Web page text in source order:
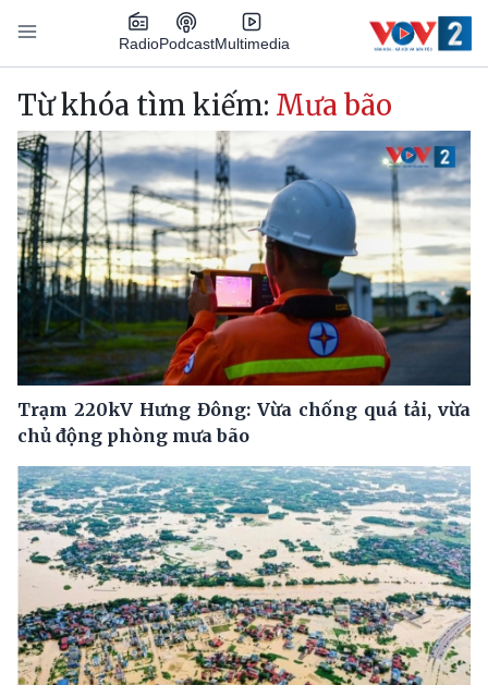
Nhảy đến nội dung
RadioPodcastMultimedia
Main navigation
Từ khóa tìm kiếm: Mưa bão
Trạm 220kV Hưng Đông: Vừa chống quá tải, vừa
chủ động phòng mưa bão